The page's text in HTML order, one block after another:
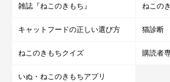
雑誌『ねこのきもち』 ねこの
キャットフードの正しい選び方 猫診断
ねこのきもちクイズ 購読者
いぬ・ねこのきもちアプリ